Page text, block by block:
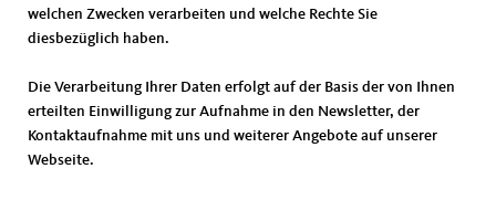
welchen Zwecken verarbeiten und welche Rechte Sie
diesbezüglich haben.
Die Verarbeitung Ihrer Daten erfolgt auf der Basis der von Ihnen
erteilten Einwilligung zur Aufnahme in den Newsletter, der
Kontaktaufnahme mit uns und weiterer Angebote auf unserer
Webseite.